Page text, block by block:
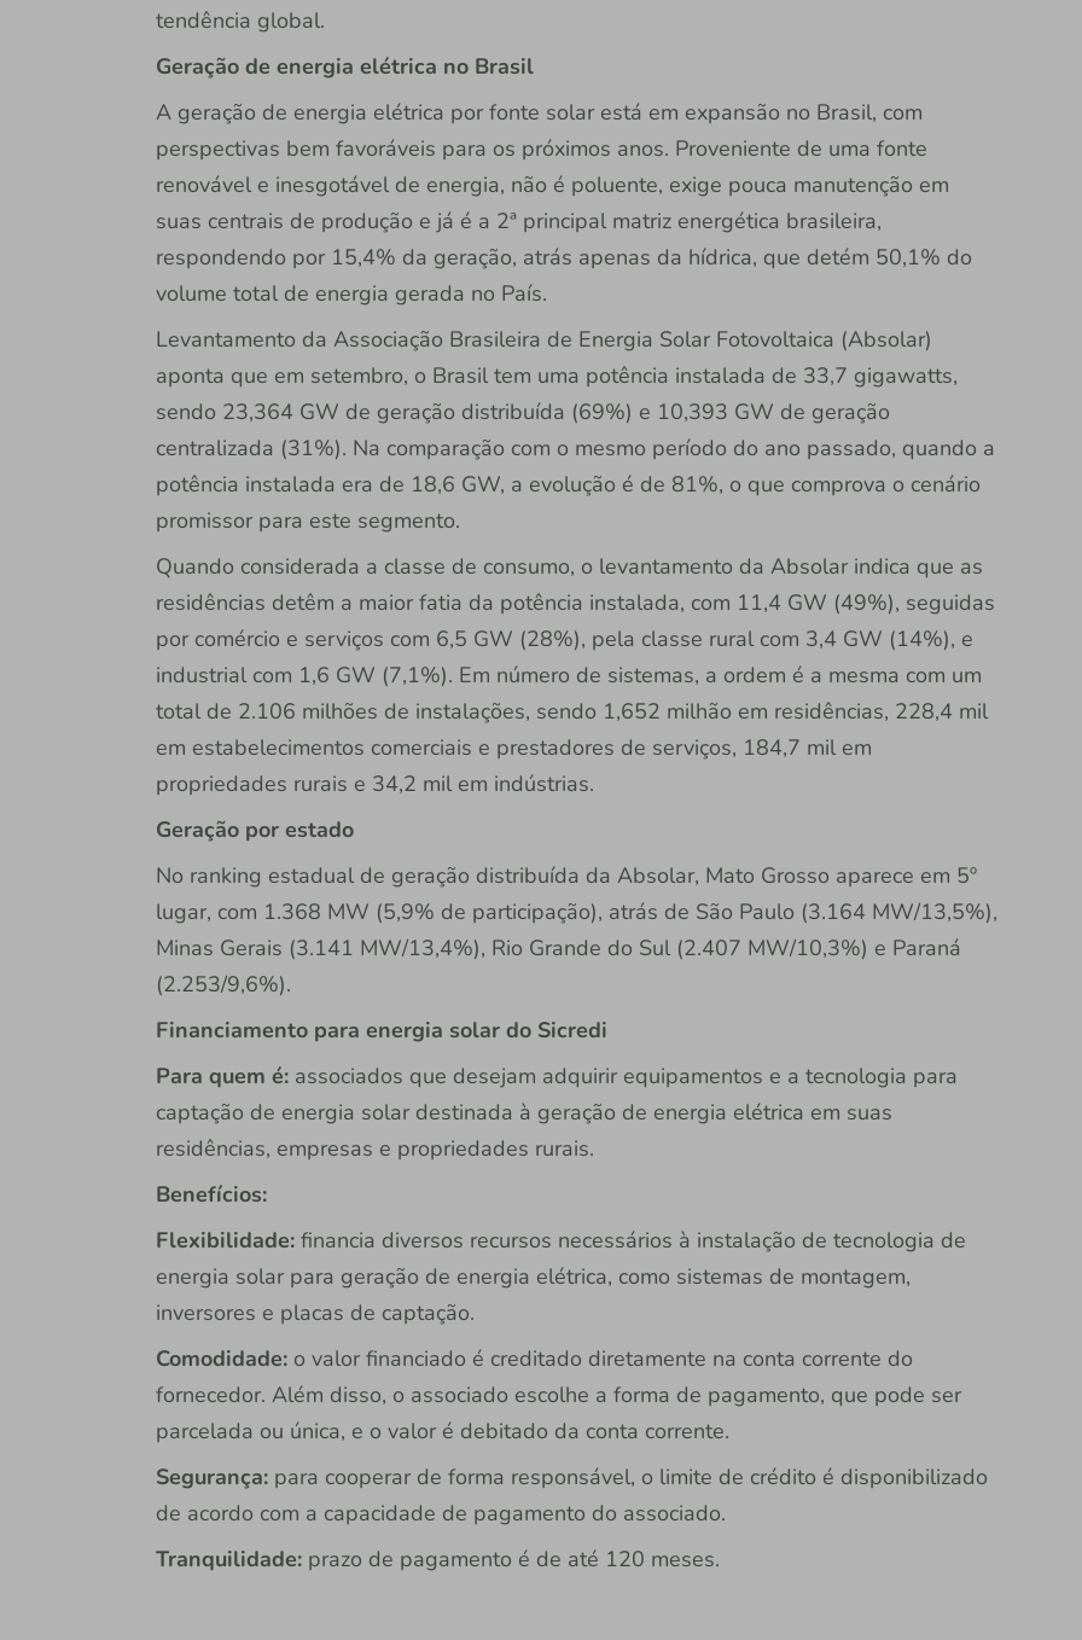
tendência global.
Geração de energia elétrica no Brasil
A geração de energia elétrica por fonte solar está em expansão no Brasil, com
perspectivas bem favoráveis para os próximos anos. Proveniente de uma fonte
renovável e inesgotável de energia, não é poluente, exige pouca manutenção em
suas centrais de produção e já é a 2ª principal matriz energética brasileira,
respondendo por 15,4% da geração, atrás apenas da hídrica, que detém 50,1% do
volume total de energia gerada no País.
Levantamento da Associação Brasileira de Energia Solar Fotovoltaica (Absolar)
aponta que em setembro, o Brasil tem uma potência instalada de 33,7 gigawatts,
sendo 23,364 GW de geração distribuída (69%) e 10,393 GW de geração
centralizada (31%). Na comparação com o mesmo período do ano passado, quando a
potência instalada era de 18,6 GW, a evolução é de 81%, o que comprova o cenário
promissor para este segmento.
Quando considerada a classe de consumo, o levantamento da Absolar indica que as
residências detêm a maior fatia da potência instalada, com 11,4 GW (49%), seguidas
por comércio e serviços com 6,5 GW (28%), pela classe rural com 3,4 GW (14%), e
industrial com 1,6 GW (7,1%). Em número de sistemas, a ordem é a mesma com um
total de 2.106 milhões de instalações, sendo 1,652 milhão em residências, 228,4 mil
em estabelecimentos comerciais e prestadores de serviços, 184,7 mil em
propriedades rurais e 34,2 mil em indústrias.
Geração por estado
No ranking estadual de geração distribuída da Absolar, Mato Grosso aparece em 5º
lugar, com 1.368 MW (5,9% de participação), atrás de São Paulo (3.164 MW/13,5%),
Minas Gerais (3.141 MW/13,4%), Rio Grande do Sul (2.407 MW/10,3%) e Paraná
(2.253/9,6%).
Financiamento para energia solar do Sicredi
Para quem é:associados que desejam adquirir equipamentos e a tecnologia para
captação de energia solar destinada à geração de energia elétrica em suas
residências, empresas e propriedades rurais.
Benefícios:
Flexibilidade:financia diversos recursos necessários à instalação de tecnologia de
energia solar para geração de energia elétrica, como sistemas de montagem,
inversores e placas de captação.
Comodidade:o valor financiado é creditado diretamente na conta corrente do
fornecedor. Além disso, o associado escolhe a forma de pagamento, que pode ser
parcelada ou única, e o valor é debitado da conta corrente.
Segurança:para cooperar de forma responsável, o limite de crédito é disponibilizado
de acordo com a capacidade de pagamento do associado.
Tranquilidade:prazo de pagamento é de até 120 meses.